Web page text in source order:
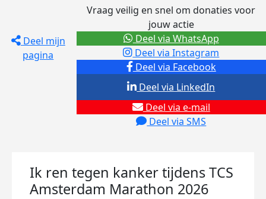
Deel mijn
pagina
Vraag veilig en snel om donaties voor
jouw actie
Deel via Facebook
Deel via Instagram
Deel via e-mail
Deel via SMS
Deel via LinkedIn
Deel via WhatsApp
Ik ren tegen kanker tijdens TCS
Amsterdam Marathon 2026